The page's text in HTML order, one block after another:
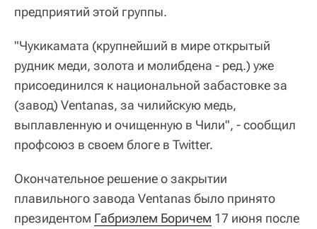
предприятий этой группы.
"Чукикамата (крупнейший в мире открытый
рудник меди, золота и молибдена - ред.) уже
присоединился к национальной забастовке за
(завод) Ventanas, за чилийскую медь,
выплавленную и очищенную в Чили", - сообщил
профсоюз в своем блоге в Twitter.
Окончательное решение о закрытии
плавильного завода Ventanas было принято
президентом Габриэлем Боричем 17 июня после